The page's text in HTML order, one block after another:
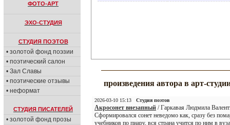
ФОТО-АРТ
ЭХО-СТУДИЯ
СТУДИЯ ПОЭТОВ
• золотой фонд поэзии
• поэтический салон
• Зал Славы
• поэтические отзывы
• неформат
СТУДИЯ ПИСАТЕЛЕЙ
• золотой фонд прозы
произведения автора в арт-
2026-03-10 15:13 Студия поэтов
Акросонет внезапный / Гаркавая Людмила
Сформировался сонет неведомо как, сразу без
учебников по пиару, вся страна учится по ним в